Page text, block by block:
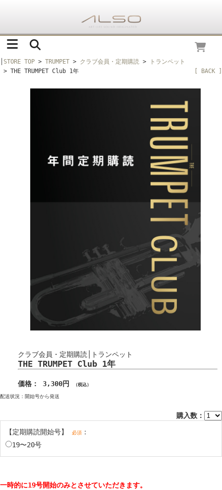
STORE TOP > TRUMPET > クラブ会員・定期購読 >
トランペット
> THE TRUMPET Club 1年
[ BACK ]
クラブ会員・定期購読│トランペット
THE TRUMPET Club 1年
価格： 3,300円 （税込）
配送状況：開始号から発送
購入数：
【定期購読開始号】 必須
：
19〜20号
一時的に19号開始のみとさせていただきます。